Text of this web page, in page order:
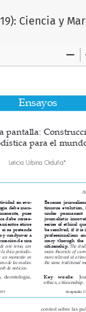
del artículo
Ciencia y Mar